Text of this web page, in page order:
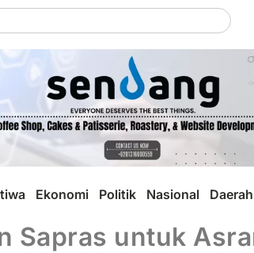
Ekonomi Politik Nasional Daerah
Sapras untuk